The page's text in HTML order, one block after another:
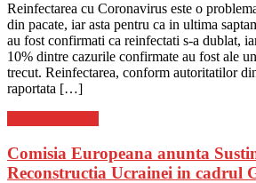
Reinfectarea cu Coronavirus este o
din pacate, iar asta pentru ca in ultima
au fost confirmati ca reinfectati s-a dublat,
10% dintre cazurile confirmate au fost ale
trecut. Reinfectarea, conform autoritatilor
raportata […]
Comisia Europeana anunta
Reconstructia Ucrainei in cadrul